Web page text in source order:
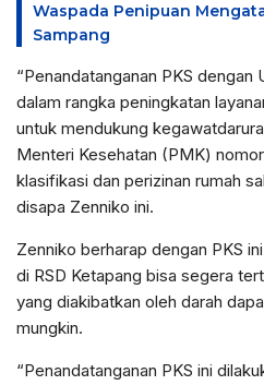
Waspada Penipuan
Sampang
“Penandatanganan PKS dengan
dalam rangka peningkatan
untuk mendukung
Menteri Kesehatan (PMK)
klasifikasi dan perizinan rumah
disapa Zenniko ini.
Zenniko berharap dengan PKS
di RSD Ketapang bisa segera
yang diakibatkan oleh darah
mungkin.
“Penandatanganan PKS ini